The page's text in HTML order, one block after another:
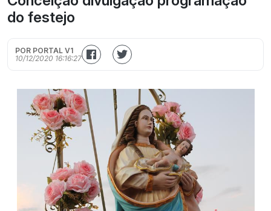
do festejo
POR PORTAL V1
10/12/2020 16:16:27